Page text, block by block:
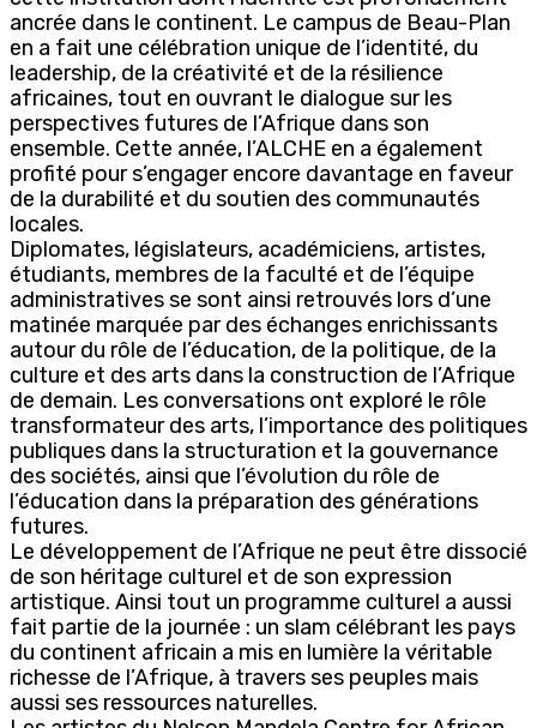
ancrée dans le continent. Le campus de Beau-Plan
en a fait une célébration unique de l’identité, du
leadership, de la créativité et de la résilience
africaines, tout en ouvrant le dialogue sur les
perspectives futures de l’Afrique dans son
ensemble. Cette année, l’ALCHE en a également
profité pour s’engager encore davantage en faveur
de la durabilité et du soutien des communautés
locales.
Diplomates, législateurs, académiciens, artistes,
étudiants, membres de la faculté et de l’équipe
administratives se sont ainsi retrouvés lors d’une
matinée marquée par des échanges enrichissants
autour du rôle de l’éducation, de la politique, de la
culture et des arts dans la construction de l’Afrique
de demain. Les conversations ont exploré le rôle
transformateur des arts, l’importance des politiques
publiques dans la structuration et la gouvernance
des sociétés, ainsi que l’évolution du rôle de
l’éducation dans la préparation des générations
futures.
Le développement de l’Afrique ne peut être dissocié
de son héritage culturel et de son expression
artistique. Ainsi tout un programme culturel a aussi
fait partie de la journée : un slam célébrant les pays
du continent africain a mis en lumière la véritable
richesse de l’Afrique, à travers ses peuples mais
aussi ses ressources naturelles.